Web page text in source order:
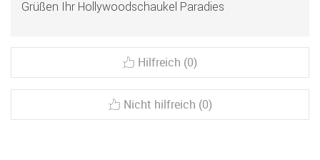
Grüßen Ihr Hollywoodschaukel Paradies
Hilfreich (0)
Nicht hilfreich (0)